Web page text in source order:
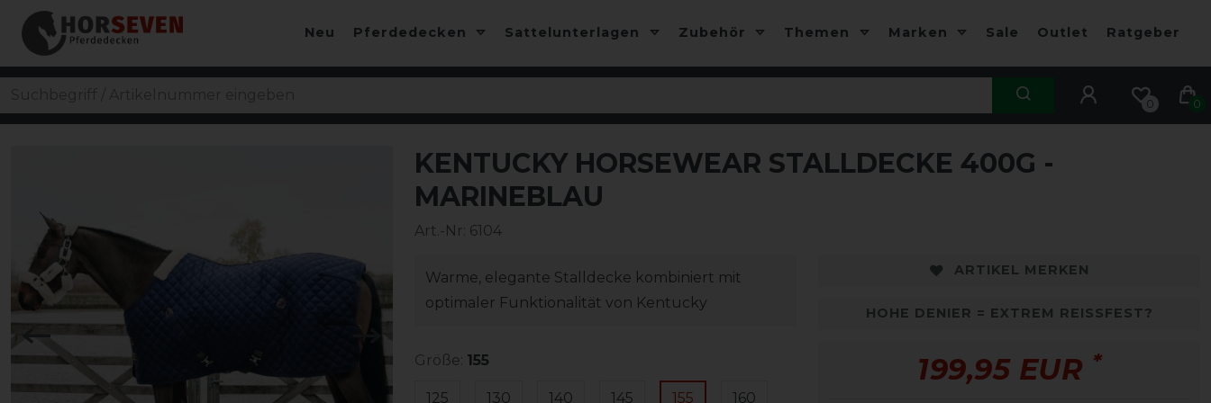
Neu Pferdedecken Sattelunterlagen Zubehör Themen Marken Sale Outlet Ratgeber
0 0
KENTUCKY HORSEWEAR STALLDECKE 400G -
MARINEBLAU
Art.-Nr: 6104
Warme, elegante Stalldecke kombiniert mit
optimaler Funktionalität von Kentucky
Größe: 155
125 130 140 145 155 160
ARTIKEL MERKEN
HOHE DENIER = EXTREM REISSFEST?
199,95 EUR *